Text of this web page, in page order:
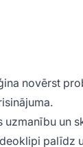
novērst
un
palīdz